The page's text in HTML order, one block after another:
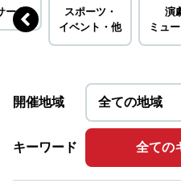
ート
スポーツ・
イベント・ 他
演
ミュ
開催地域
キーワード 全ての